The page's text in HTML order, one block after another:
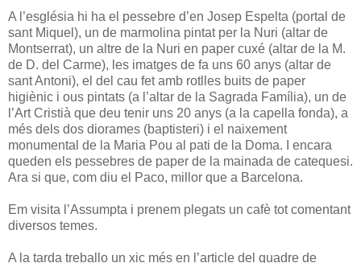
A l’església hi ha el pessebre d’en Josep Espelta (portal de
sant Miquel), un de marmolina pintat per la Nuri (altar de
Montserrat), un altre de la Nuri en paper cuxé (altar de la M.
de D. del Carme), les imatges de fa uns 60 anys (altar de
sant Antoni), el del cau fet amb rotlles buits de paper
higiènic i ous pintats (a l’altar de la Sagrada Família), un de
l’Art Cristià que deu tenir uns 20 anys (a la capella fonda), a
més dels dos diorames (baptisteri) i el naixement
monumental de la Maria Pou al pati de la Doma. I encara
queden els pessebres de paper de la mainada de catequesi.
Ara si que, com diu el Paco, millor que a Barcelona.
Em visita l’Assumpta i prenem plegats un cafè tot comentant
diversos temes.
A la tarda treballo un xic més en l’article del quadre de